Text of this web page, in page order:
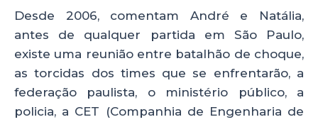
Desde 2006, comentam André e Natália,
antes de qualquer partida em São Paulo,
existe uma reunião entre batalhão de choque,
as torcidas dos times que se enfrentarão, a
federação paulista, o ministério público, a
policia, a CET (Companhia de Engenharia de